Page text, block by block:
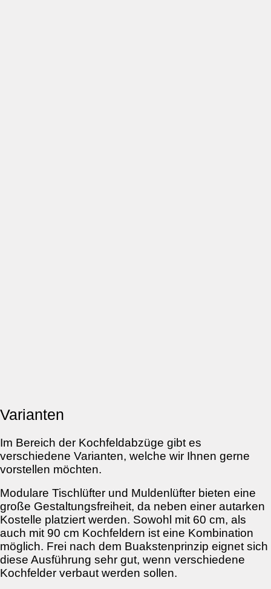
Varianten
Im Bereich der Kochfeldabzüge gibt es
verschiedene Varianten, welche wir Ihnen gerne
vorstellen möchten.
Modulare Tischlüfter und Muldenlüfter bieten eine
große Gestaltungsfreiheit, da neben einer autarken
Kostelle platziert werden. Sowohl mit 60 cm, als
auch mit 90 cm Kochfeldern ist eine Kombination
möglich. Frei nach dem Buakstenprinzip eignet sich
diese Ausführung sehr gut, wenn verschiedene
Kochfelder verbaut werden sollen.